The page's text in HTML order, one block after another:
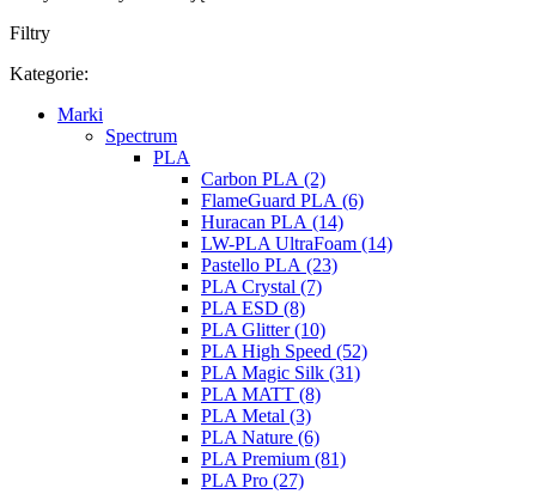
Filtry
Kategorie:
Marki
Spectrum
PLA
Carbon PLA (2)
FlameGuard PLA (6)
Huracan PLA (14)
LW-PLA UltraFoam (14)
Pastello PLA (23)
PLA Crystal (7)
PLA ESD (8)
PLA Glitter (10)
PLA High Speed (52)
PLA Magic Silk (31)
PLA MATT (8)
PLA Metal (3)
PLA Nature (6)
PLA Premium (81)
PLA Pro (27)